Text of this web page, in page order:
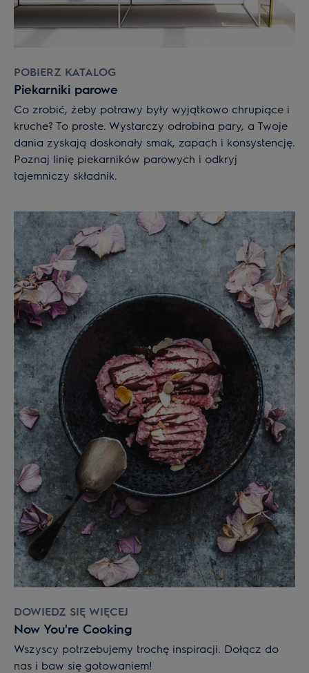
POBIERZ KATALOG
Piekarniki parowe
Co zrobić, żeby potrawy były wyjątkowo chrupiące i
kruche? To proste. Wystarczy odrobina pary, a Twoje
dania zyskają doskonały smak, zapach i konsystencję.
Poznaj linię piekarników parowych i odkryj
tajemniczy składnik.
DOWIEDZ SIĘ WIĘCEJ
Now You're Cooking
Wszyscy potrzebujemy trochę inspiracji. Dołącz do
nas i baw się gotowaniem!